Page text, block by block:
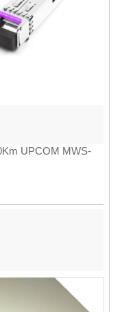
UPCOM MWS-